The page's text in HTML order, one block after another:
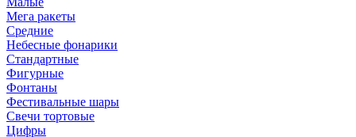
Мега ракеты
Средние
Небесные фонарики
Стандартные
Фигурные
Фонтаны
Фестивальные шары
Свечи тортовые
Цифры